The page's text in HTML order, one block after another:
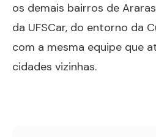
os demais bairros de
da UFSCar, do entorno da
com a mesma equipe que
cidades vizinhas.